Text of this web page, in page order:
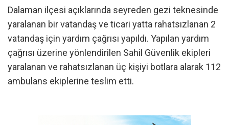
Dalaman ilçesi açıklarında seyreden gezi teknesinde
yaralanan bir vatandaş ve ticari yatta rahatsızlanan 2
vatandaş için yardım çağrısı yapıldı. Yapılan yardım
çağrısı üzerine yönlendirilen Sahil Güvenlik ekipleri
yaralanan ve rahatsızlanan üç kişiyi botlara alarak 112
ambulans ekiplerine teslim etti.